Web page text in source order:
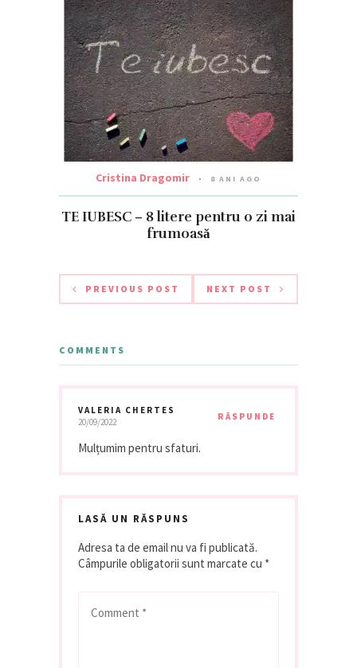
Cristina Dragomir 8 ANI AGO
TE IUBESC – 8 litere pentru o zi mai
frumoasă
PREVIOUS POST NEXT POST
COMMENTS
VALERIA CHERTES
20/09/2022
RĂSPUNDE
Mulțumim pentru sfaturi.
LASĂ UN RĂSPUNS
Adresa ta de email nu va fi publicată.
Câmpurile obligatorii sunt marcate cu *